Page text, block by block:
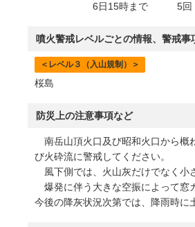
6日15時まで 5
噴火警戒レベルごとの情報、警戒事
＜レベル３（入山規制）＞
桜島
防災上の注意事項など
南岳山頂火口及び昭和火口から概
び火砕流に警戒してください。
風下側では、火山灰だけでなく小
爆発に伴う大きな空振によって窓
今後の降灰状況次第では、降雨時に